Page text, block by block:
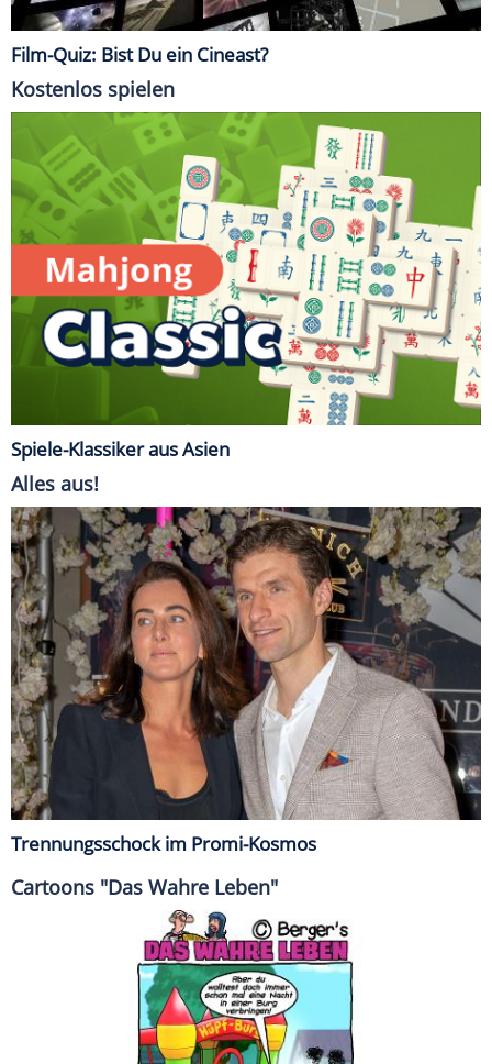
Film-Quiz: Bist Du ein Cineast?
Kostenlos spielen
Spiele-Klassiker aus Asien
Alles aus!
Trennungsschock im Promi-Kosmos
Cartoons "Das Wahre Leben"